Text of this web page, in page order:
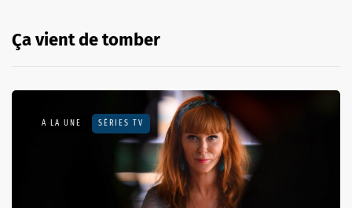
Ça vient de tomber
A LA UNE SÉRIES TV